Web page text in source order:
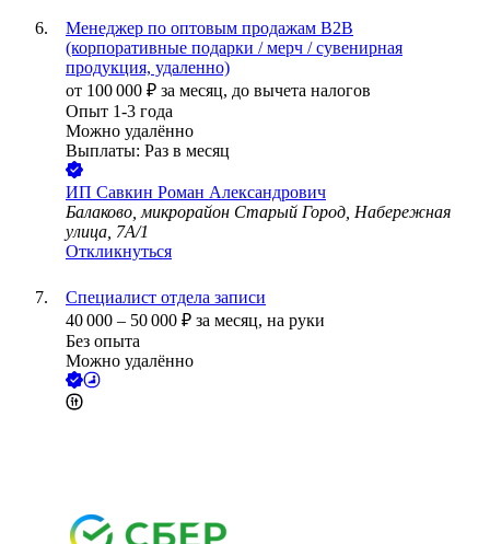
Менеджер по оптовым продажам B2B
(корпоративные подарки / мерч / сувенирная
продукция, удаленно)
от 100 000 ₽ за месяц, до вычета налогов
Опыт 1-3 года
Можно удалённо
Выплаты: Раз в месяц
ИП Савкин Роман Александрович
Балаково, микрорайон Старый Город, Набережная
улица, 7А/1
Откликнуться
Специалист отдела записи
40 000 – 50 000 ₽ за месяц, на руки
Без опыта
Можно удалённо